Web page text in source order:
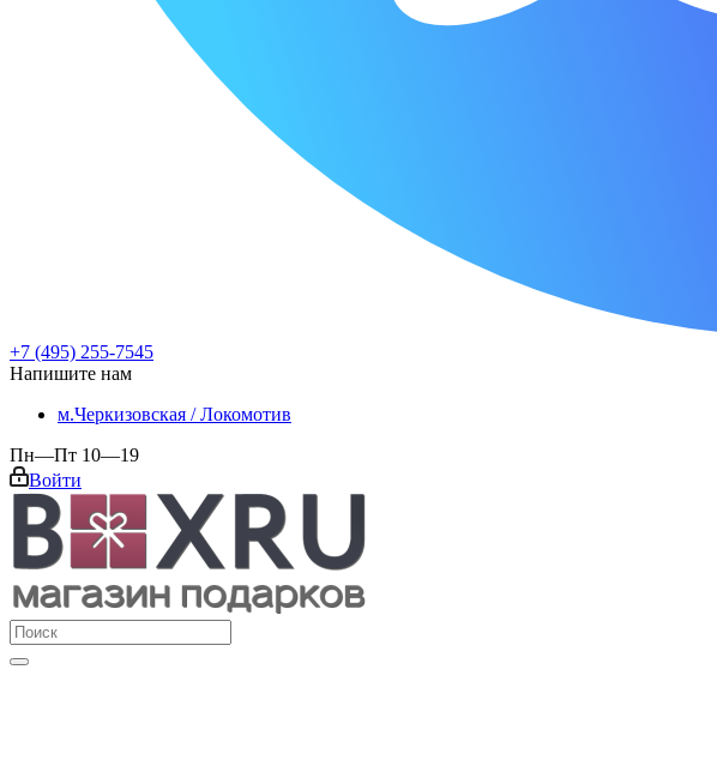
+7 (495) 255-7545
Напишите нам
м.Черкизовская / Локомотив
Пн—Пт 10—19
Войти